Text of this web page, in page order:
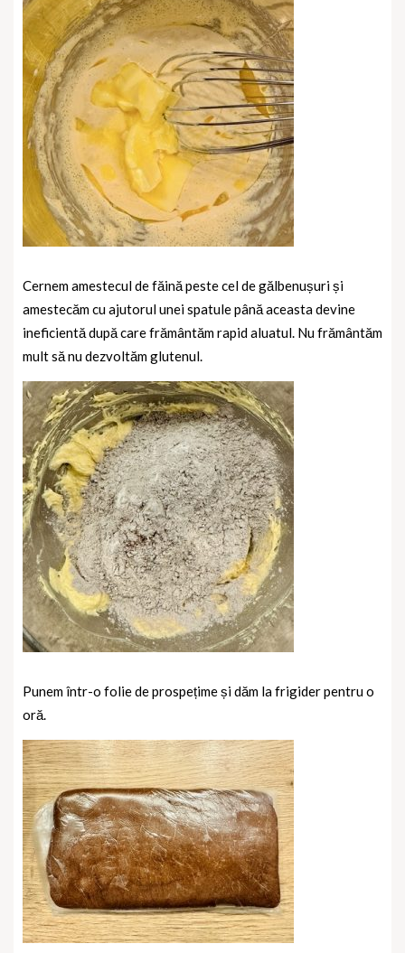
Cernem amestecul de făină peste cel de gălbenușuri și
amestecăm cu ajutorul unei spatule până aceasta devine
ineficientă după care frământăm rapid aluatul. Nu frământăm
mult să nu dezvoltăm glutenul.
Punem într-o folie de prospețime și dăm la frigider pentru o
oră.